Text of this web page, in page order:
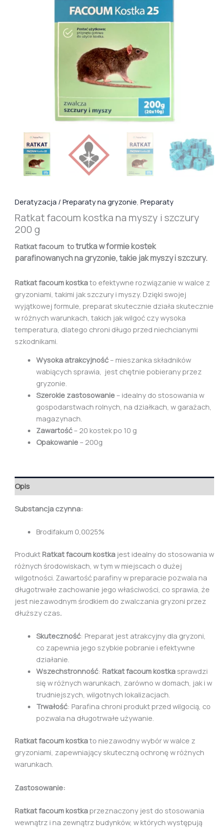
Deratyzacja / Preparaty na gryzonie Preparaty
Ratkat facoum kostka na myszy i szczury
200 g
Ratkat facoum totrutka w formie kostek
parafinowanych na gryzonie, takie jak myszy i szczury.
Ratkat facoum kostkato efektywne rozwiązanie w walce z
gryzoniami, takimi jak szczury i myszy. Dzięki swojej
wyjątkowej formule, preparat skutecznie działa skutecznie
w różnych warunkach, takich jak wilgoć czy wysoka
temperatura, dlatego chroni długo przed niechcianymi
szkodnikami.
Wysoka atrakcyjność– mieszanka składników
wabiących sprawia, jest chętnie pobierany przez
gryzonie.
Szerokie zastosowanie– idealny do stosowania w
gospodarstwach rolnych, na działkach, w garażach,
magazynach.
Zawartość– 20 kostek po 10 g
Opakowanie– 200g
Opis
Substancja czynna:
Brodifakum 0,0025%
Produkt Ratkat facoum kostka jest idealny do stosowania w
różnych środowiskach, w tym w miejscach o dużej
wilgotności. Zawartość parafiny w preparacie pozwala na
długotrwałe zachowanie jego właściwości, co sprawia, że
jest niezawodnym środkiem do zwalczania gryzoni przez
dłuższy czas.
Skuteczność: Preparat jest atrakcyjny dla gryzoni,
co zapewnia jego szybkie pobranie i efektywne
działanie.
Wszechstronność: Ratkat facoum kostkasprawdzi
się w różnych warunkach, zarówno w domach, jak i w
trudniejszych, wilgotnych lokalizacjach.
Trwałość: Parafina chroni produkt przed wilgocią, co
pozwala na długotrwałe używanie.
Ratkat facoum kostkato niezawodny wybór w walce z
gryzoniami, zapewniający skuteczną ochronę w różnych
warunkach.
Zastosowanie:
Ratkat facoum kostkaprzeznaczony jest do stosowania
wewnątrz i na zewnątrz budynków, w których występują